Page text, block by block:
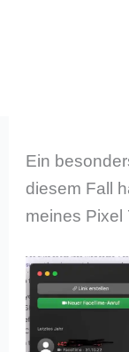
Ein
diesem Fall
meines Pixel